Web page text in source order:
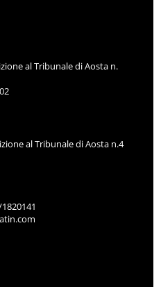
al Tribunale di Aosta n.
al Tribunale di Aosta n.4